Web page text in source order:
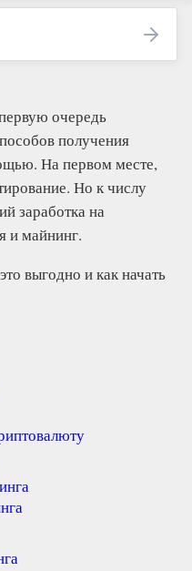
очередь
получения
На первом месте,
Но к числу
заработка на
и майнинг.
выгодно и как начать